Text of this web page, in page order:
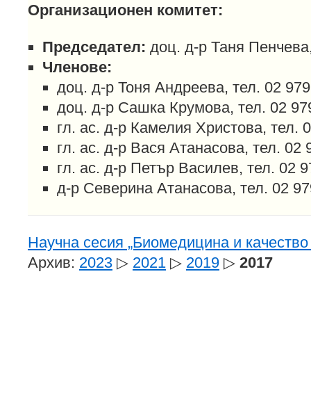
Организационен комитет:
Председател: доц. д-р Таня
Членове:
доц. д-р Тоня Андреева, тел. 02
доц. д-р Сашка Крумова, тел. 02
гл. ас. д-р Камелия Христова, тел.
гл. ас. д-р Вася Атанасова, тел. 02
гл. ас. д-р Петър Василев, тел. 02
д-р Северина Атанасова, тел. 02
Научна сесия „Биомедицина и
Архив: 2023 ▷ 2021 ▷ 2019 ▷ 2017